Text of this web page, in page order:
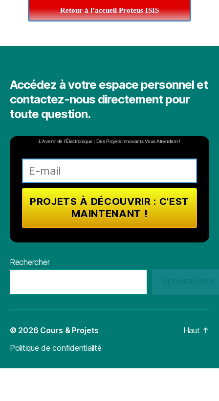
Retour à l’accueil Proteus ISIS
Accédez à votre espace personnel et
contactez-nous directement pour
toute question.
L'Avenir de l'Électronique : Des Projets Innovants Vous Attendent !
Rechercher
© 2026 Cours & Projets
Politique de confidentialité
Haut ↑